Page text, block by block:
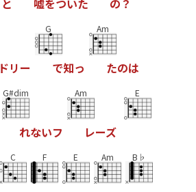
と 嘘をついた の ？
ドリー
G
で知っ
Am
たのは
G#dim
れないフ
Am
レーズ
E
C F E Am B♭